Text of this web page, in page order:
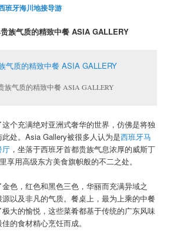
班牙海川地接导游
族气质的精致中餐 ASIA GALLERY
族气质的精致中餐 ASIA GALLERY
个充满绝对亚洲式奢华的世界，仿佛是将独
处。Asia Gallery被很多人认为是西班牙马
厅 ，坐落于西班牙首都贵族气息浓厚的威斯丁
享用高级东方美食旗帜般的不二之处。
色，红色和黑色三色，华丽而充满异域之
以及非凡的气质。餐桌上，最为上乘的中餐
大的愉悦，这些菜肴都基于传统的广东风味
的食材精心烹饪而成。